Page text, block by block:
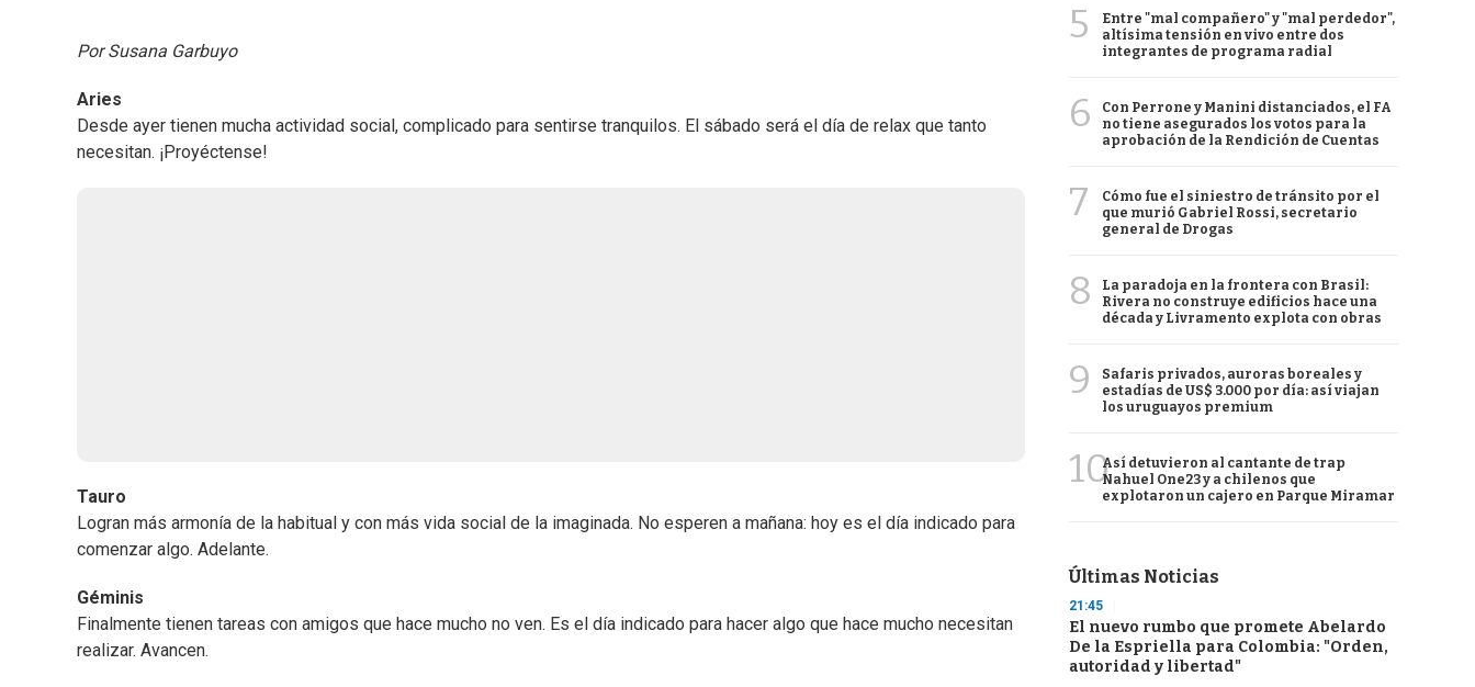
Por Susana Garbuyo
Aries
Desde ayer tienen mucha actividad social, complicado para sentirse tranquilos. El sábado será el día de relax que tanto
necesitan. ¡Proyéctense!
Tauro
Logran más armonía de la habitual y con más vida social de la imaginada. No esperen a mañana: hoy es el día indicado para
comenzar algo. Adelante.
Géminis
Finalmente tienen tareas con amigos que hace mucho no ven. Es el día indicado para hacer algo que hace mucho necesitan
realizar. Avancen.
5
Entre "mal compañero" y "mal perdedor",
altísima tensión en vivo entre dos
integrantes de programa radial
6
Con Perrone y Manini distanciados, el FA
no tiene asegurados los votos para la
aprobación de la Rendición de Cuentas
7
Cómo fue el siniestro de tránsito por el
que murió Gabriel Rossi, secretario
general de Drogas
8
La paradoja en la frontera con Brasil:
Rivera no construye edificios hace una
década y Livramento explota con obras
9
Safaris privados, auroras boreales y
estadías de US$ 3.000 por día: así viajan
los uruguayos premium
10Así detuvieron al cantante de trap
Nahuel One23 y a chilenos que
explotaron un cajero en Parque Miramar
Últimas Noticias
21:45
El nuevo rumbo que promete Abelardo
De la Espriella para Colombia: "Orden,
autoridad y libertad"